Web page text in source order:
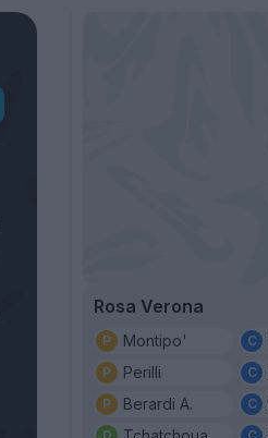
Rosa Verona
Montipo'
Perilli
Berardi A.